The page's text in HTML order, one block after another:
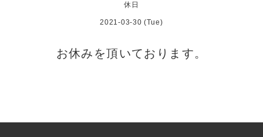
休日
2021-03-30 (Tue)
お休みを頂いております。